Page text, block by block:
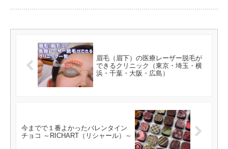
眉毛（眉下）の医療レーザー脱毛が
できるクリニック（東京・埼玉・横
浜・千葉・大阪・広島）
今までで１番よかったバレンタイン
チョコ ～RICHART（リシャール）～